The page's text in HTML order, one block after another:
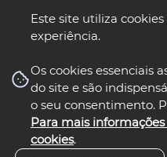
Este site utiliza
experiência.
Os cookies essenciais
do site e são
o seu consentimento.
Para mais
cookies.
nos